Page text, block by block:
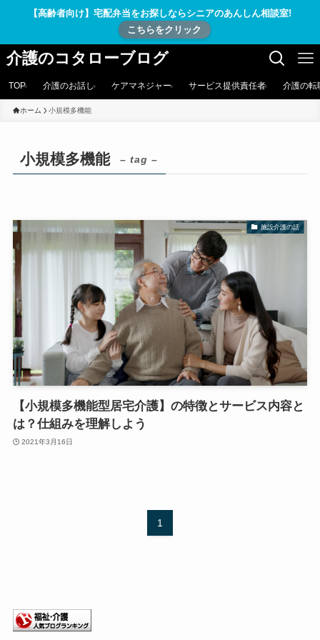
【高齢者向け】宅配弁当をお探しならシニアのあんしん相談室!
こちらをクリック
介護のコタローブログ
TOP 介護のお話し ケアマネジャー サービス提供責任者 介護の転
ホーム 小規模多機能
小規模多機能 – tag –
施設介護の話
【小規模多機能型居宅介護】の特徴とサービス内容と
は？仕組みを理解しよう
2021年3月16日
1